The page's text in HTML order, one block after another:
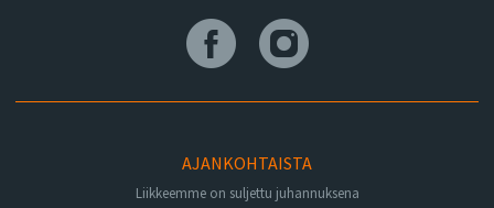
AJANKOHTAISTA
Liikkeemme on suljettu juhannuksena